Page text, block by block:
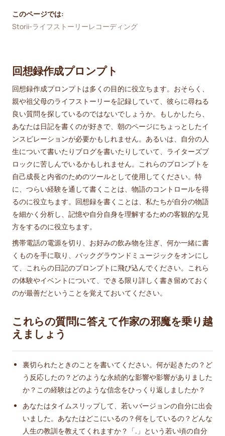
このページでは:
Storii-ライフストーリーレコーディング
回想録作成プロンプト
回想録作成プロンプトは多くの目的に役立ちます。おそらく、
親や祖父母のライフストーリーを記録していて、彼らに尋ねる
良い質問を探しているのではないでしょうか。もしかしたら、
あなたは日記を書くのが好きで、朝のページにちょっとしたイ
ンスピレーションが必要かもしれません。あるいは、自分の人
生について書いたりブログを書いたりしていて、ライターズブ
ロックに苦しんでいるかもしれません。これらのプロンプトを
自己成長と内省のためのツールとして使用してください。特
に、つらい経験を通して書くことは、物語のコントロールを得
るのに役立ちます。回想録を書くことは、私たちが自分の物語
を細かく分析し、記憶や自分自身を理解するための客観的な見
方をするのに役立ちます。
携帯電話の電源を切り、お好みの飲み物を注ぎ、何か一緒に書
くものを手に取り、バックグラウンドミュージックをオンにし
て、これらの日記のプロンプトに飛び込んでください。これら
の体験やイベントについて、できる限り詳しく書き留めておく
のが最善だということを覚えておいてください。
これらの質問に答えて作家の邪魔を乗り越
えましょう
裏切られたときのことを書いてください。何が起きたの？ど
う反応したの？どのような永続的な影響や影響がありました
か？この経験はどのような信念をひっくり返しましたか？
あなたはタイムスリップして、若いバージョンの自分に出会
いました。あなたはどこにいるの？何をしているの？どんな
人生の教訓を教えてくれますか？「.」という若い頃の自分